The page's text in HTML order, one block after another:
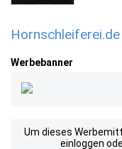
Werbebanner
Um dieses
einloggen